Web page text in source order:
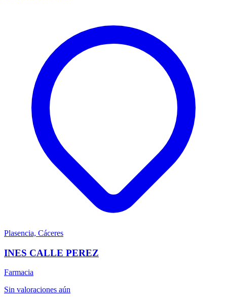
Plasencia, Cáceres
INES CALLE PEREZ
Farmacia
Sin valoraciones aún